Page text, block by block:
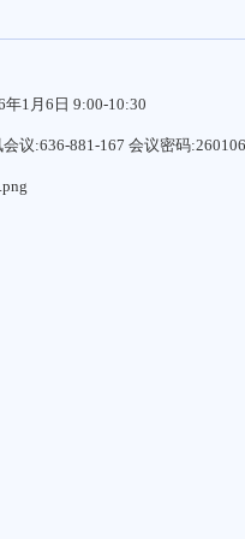
年1月6日 9:00-10:30
议:636-881-167 会议密码:260106